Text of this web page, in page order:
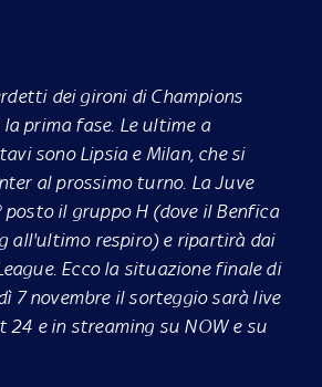
dei gironi di Champions
la prima fase. Le ultime a
sono Lipsia e Milan, che si
al prossimo turno. La Juve
posto il gruppo H (dove il Benfica
all'ultimo respiro) e ripartirà dai
Ecco la situazione finale di
7 novembre il sorteggio sarà live
24 e in streaming su NOW e su